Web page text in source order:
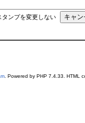
タンプを変更しない
. Powered by PHP 7.4.33. HTML